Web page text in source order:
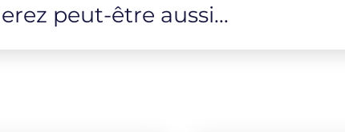
peut-être aussi...